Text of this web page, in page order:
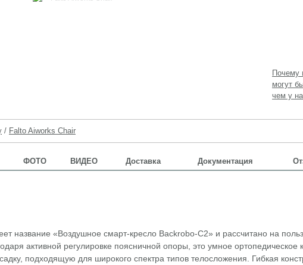
Почему
могут
чем у
/ Falto Aiworks Chair
ФОТО ВИДЕО Доставка Документация
название «Воздушное смарт-кресло Backrobo-C2» и рассчитано на
активной регулировке поясничной опоры, это умное ортопедическое
подходящую для широкого спектра типов телосложения. Гибкая